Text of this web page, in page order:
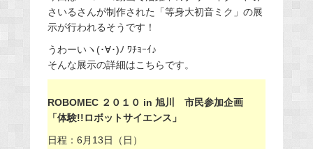
さいるさんが制作された「等身大初音ミク」の展
示が行われるそうです！
うわーいヽ(･∀･)ﾉ ﾜﾁｮｰｲ♪
そんな展示の詳細はこちらです。
ROBOMEC ２０１０ in 旭川 市民参加企画
「体験!!ロボットサイエンス」
日程：6月13日（日）